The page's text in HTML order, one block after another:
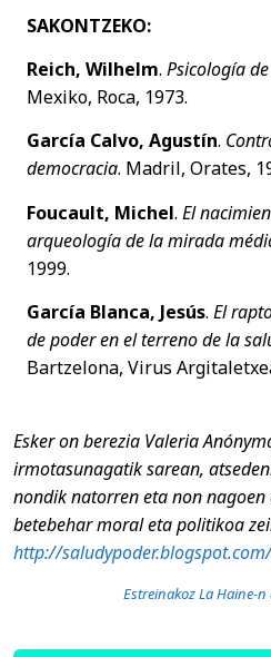
SAKONTZEKO:
Reich, Wilhelm. Psicología
Mexiko, Roca, 1973.
García Calvo, Agustín.
democracia. Madril, Orates,
Foucault, Michel. El
arqueología de la mirada
1999.
García Blanca, Jesús. El
de poder en el terreno de la
Bartzelona, Virus
Esker on berezia Valeria
irmotasunagatik sarean,
nondik natorren eta non
betebehar moral eta politikoa
http://saludypoder.blogspot.com/
Estreinakoz La Haine-